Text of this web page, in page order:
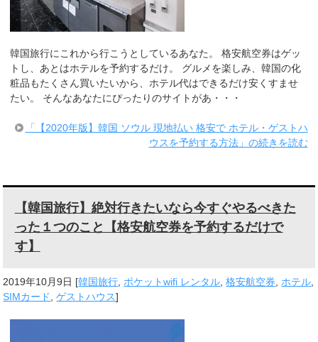
韓国旅行にこれから行こうとしているあなた。 格安航空券はゲッ
トし、あとはホテルを予約するだけ。 グルメを楽しみ、韓国の化
粧品もたくさん買いたいから、ホテル代はできるだけ安くすませ
たい。 そんなあなたにぴったりのサイトがあ・・・
「【2020年版】韓国 ソウル 現地払い 格安で ホテル・ゲストハ
ウスを予約する方法」の続きを読む
【韓国旅行】絶対行きたいなら今すぐやるべきた
った１つのこと【格安航空券を予約するだけで
す】
2019年10月9日 [韓国旅行 ポケットwifi レンタル ,格安航空券 ホテル
SIMカード
,ゲストハウス]